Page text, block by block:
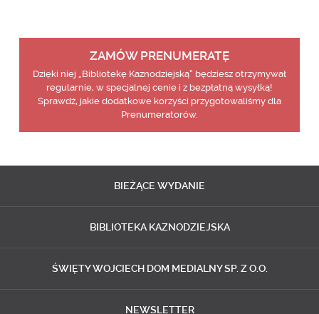
ZAMÓW PRENUMERATĘ
Dzięki niej „Bibliotekę Kaznodziejską” będziesz otrzymywał
regularnie, w specjalnej cenie i z bezpłatną wysyłką!
Sprawdź, jakie dodatkowe korzyści przygotowaliśmy dla
Prenumeratorów.
BIEŻĄCE WYDANIE
BIBLIOTEKA KAZNODZIEJSKA
ŚWIĘTY WOJCIECH DOM MEDIALNY SP. Z O.O.
NEWSLETTER